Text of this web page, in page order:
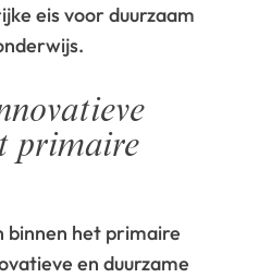
eis voor duurzaam
primaire
binnen het primaire
en duurzame